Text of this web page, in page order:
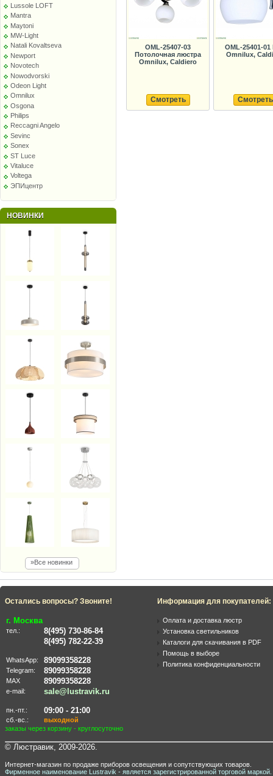
Lussole LOFT
Mantra
Maytoni
MW-Light
Natali Kovaltseva
Newport
Novotech
Nowodvorski
Odeon Light
Omnilux
Osgona
Philips
Reccagni Angelo
Sevinc
Sonex
ST Luce
Vitaluce
Voltega
ЭПИцентр
НОВИНКИ
»Все новинки
OML-25407-03
Потолочная люстра
Omnilux, Caldiero
Смотреть
OML-25401-01
Omnilux,
Смотреть
Остались вопросы? Звоните!
г. Москва
тел.:
8(495) 730-86-84
8(495) 782-22-39
WhatsApp: 89099358228
Telegram: 89099358228
MAX 89099358228
e-mail: sale@lustravik.ru
пн.-пт.: 09:00 - 21:00
сб.-вс.:
выходной
заказы через корзину - круглосуточно
Информация для покупателей:
Оплата и доставка люстр
Установка светильников
Каталоги для скачивания в PDF
Помощь в выборе
Политика конфиденциальности
© Люстравик, 2009-2026.
Интернет-магазин по продаже приборов освещения и сопутствующих товаров.
Фирменное наименование Lustravik - является зарегистрированной торговой